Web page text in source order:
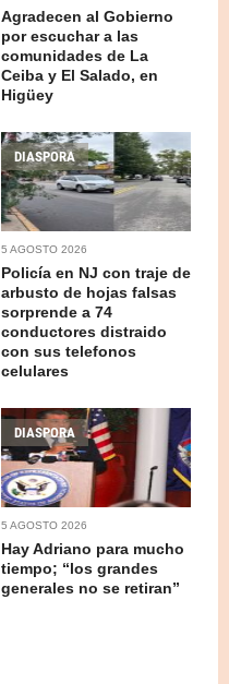
Agradecen al Gobierno
por escuchar a las
comunidades de La
Ceiba y El Salado, en
Higüey
DIASPORA
5 AGOSTO 2026
Policía en NJ con traje de
arbusto de hojas falsas
sorprende a 74
conductores distraido
con sus telefonos
celulares
DIASPORA
5 AGOSTO 2026
Hay Adriano para mucho
tiempo; “los grandes
generales no se retiran”